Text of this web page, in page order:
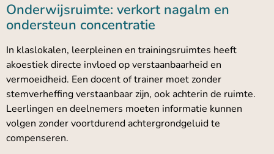
Onderwijsruimte: verkort nagalm en
ondersteun concentratie
In klaslokalen, leerpleinen en trainingsruimtes heeft
akoestiek directe invloed op verstaanbaarheid en
vermoeidheid. Een docent of trainer moet zonder
stemverheffing verstaanbaar zijn, ook achterin de ruimte.
Leerlingen en deelnemers moeten informatie kunnen
volgen zonder voortdurend achtergrondgeluid te
compenseren.